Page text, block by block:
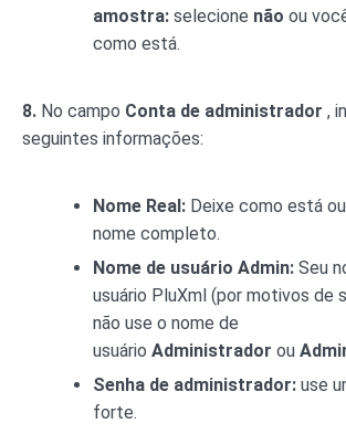
amostra: selecione não ou
como está.
8. No campo Conta de administrador ,
seguintes informações:
Nome Real: Deixe como está
nome completo.
Nome de usuário Admin: Seu
usuário PluXml (por motivos de
não use o nome de
usuário Administrador ou
Senha de administrador: use
forte.